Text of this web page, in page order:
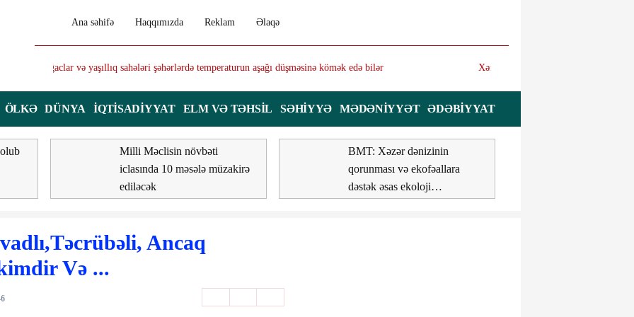
Ana səhifə Haqqımızda Reklam Əlaqə
aşağı düşməsinə kömək edə bilər Xəzər dənizində zəlzələ olub
ÖLKƏ DÜNYA İQTISADIYYAT ELM VƏ TƏHSIL SƏHIYYƏ MƏDƏNIYYƏT ƏDƏBIYYAT
Milli Məclisin növbəti
iclasında 10 məsələ müzakirə
ediləcək
BMT: Xəzər dənizinin
qorunması və ekofəallara
dəstək əsas ekoloji
Ancaq
Və ...